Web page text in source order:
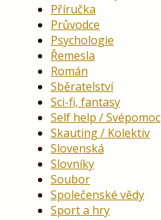
Příručka
Průvodce
Psychologie
Řemesla
Román
Sběratelství
Sci-fi, fantasy
Self help / Svépomoc
Skauting / Kolektiv
Slovenská
Slovníky
Soubor
Společenské vědy
Sport a hry